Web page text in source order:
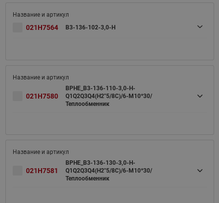
021H7564 B3-136-102-3,0-H
021H7580
BPHE_B3-136-110-3,0-H-
Q1Q2Q3Q4(H2"5/8C)/6-M10*30/
Теплообменник
021H7581
BPHE_B3-136-130-3,0-H-
Q1Q2Q3Q4(H2"5/8C)/6-M10*30/
Теплообменник